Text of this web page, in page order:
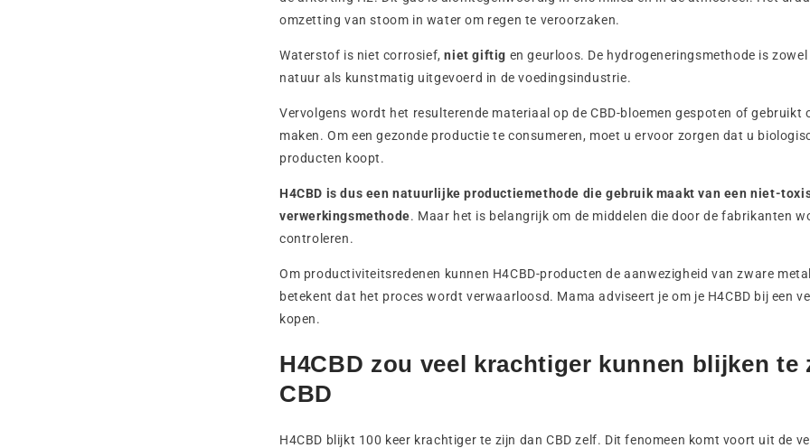
omzetting van stoom in water om regen te veroorzaken.
Waterstof is niet corrosief,niet giftig en geurloos. De hydrogeneringsmethode is
natuur als kunstmatig uitgevoerd in de voedingsindustrie.
Vervolgens wordt het resulterende materiaal op de CBD-bloemen gespoten of gebruikt
maken. Om een gezonde productie te consumeren, moet u ervoor zorgen dat u
producten koopt.
H4CBD is dus een natuurlijke productiemethode die gebruik maakt van een niet-
verwerkingsmethode. Maar het is belangrijk om de middelen die door de fabrikanten
controleren.
Om productiviteitsredenen kunnen H4CBD-producten de aanwezigheid van zware
betekent dat het proces wordt verwaarloosd. Mama adviseert je om je H4CBD bij een
kopen.
H4CBD zou veel krachtiger kunnen blijken te
CBD
H4CBD blijkt 100 keer krachtiger te zijn dan CBD zelf. Dit fenomeen komt voort uit de